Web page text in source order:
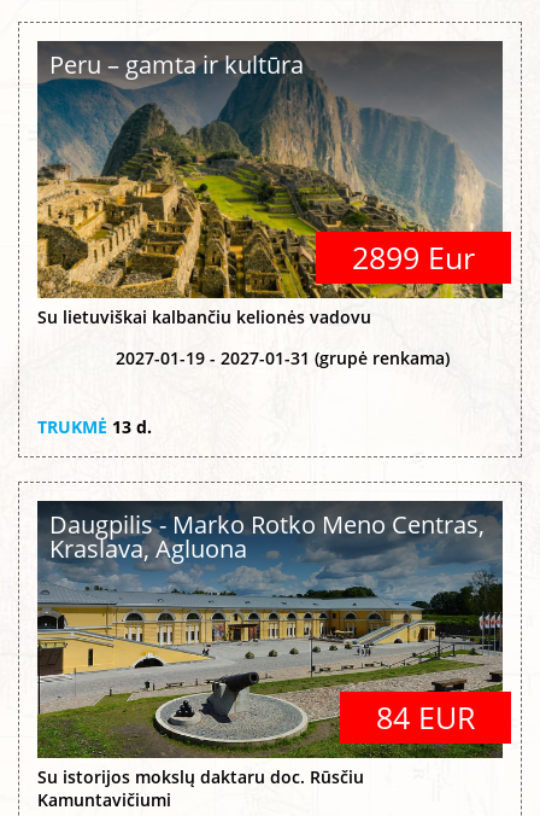
Peru – gamta ir kultūra
2899 Eur
Su lietuviškai kalbančiu kelionės vadovu
2027-01-19 - 2027-01-31 (grupė renkama)
TRUKMĖ 13 d.
Daugpilis - Marko Rotko Meno Centras,
Kraslava, Agluona
84 EUR
Su istorijos mokslų daktaru doc. Rūsčiu
Kamuntavičiumi